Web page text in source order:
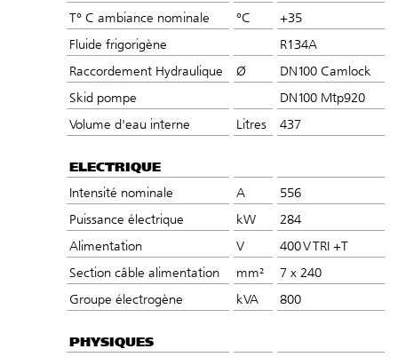
T° C ambiance nominale
°C
+35
Fluide frigorigène
R134A
Raccordement Hydraulique
Ø
DN100 Camlock
Skid pompe
DN100 Mtp920
Volume d'eau interne
Litres 437
ELECTRIQUE
Intensité nominale A
556
Puissance électrique
kW
284
Alimentation
V
400 V TRI +T
Section câble alimentation
mm²
7 x 240
Groupe électrogène
kVA 800
PHYSIQUES